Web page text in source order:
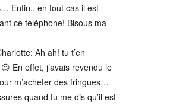
Enfin.. en tout cas il est
ce téléphone! Bisous ma
Ah ah! tu t’en
En effet, j’avais revendu le
m’acheter des fringues…
quand tu me dis qu’il est